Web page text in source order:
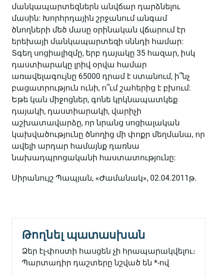
մանկապարտեզներն անվճար դարձնելու
մասին: Խորհրդային շրջանում անգամ
ծնողների մեծ մասը օրինական վճարում էր
երեխայի մանկապարտեզի սննդի համար:
Տգեղ սոցիալիզմը, երբ դայակը 35 հազար, իսկ
դաստիարակը լրիվ օրվա համար
առավելագույնը 65000 դրամ է ստանում, ի՞նչ
բացատրություն ունի, ո՞ւմ շահերից է բխում:
Եթե կան միջոցներ, գոնե կրկնապատկեք
դայակի, դաստիարակի, վարիչի
աշխատավարձը, որ նրանց սոցիալական
կախվածությունը ծնողից մի փոքր մեղմանա, որ
ավելի արդար համայնք դառնա
նախադպրոցականի հաստատությունը:
Սիրանույշ Պապյան, «Ժամանակ», 02.04.2011թ.
Թողնել պատասխան
Ձեր էլ-փոստի հասցեն չի հրապարակվելու։
Պարտադիր դաշտերը նշված են *-ով